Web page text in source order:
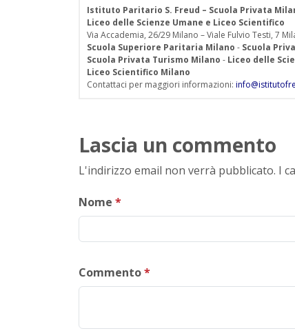
Istituto Paritario S. Freud – Scuola Privata
Liceo delle Scienze Umane e Liceo Scientifico
Via Accademia, 26/29 Milano – Viale Fulvio Testi, 7
Scuola Superiore Paritaria Milano - Scuola
Scuola Privata Turismo Milano - Liceo delle
Liceo Scientifico Milano
Contattaci per maggiori informazioni:
Lascia un commento
L'indirizzo email non verrà pubblicato. I
Nome *
Commento*